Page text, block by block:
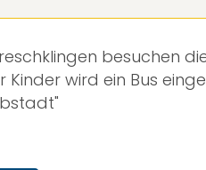
besuchen
wird ein Bus